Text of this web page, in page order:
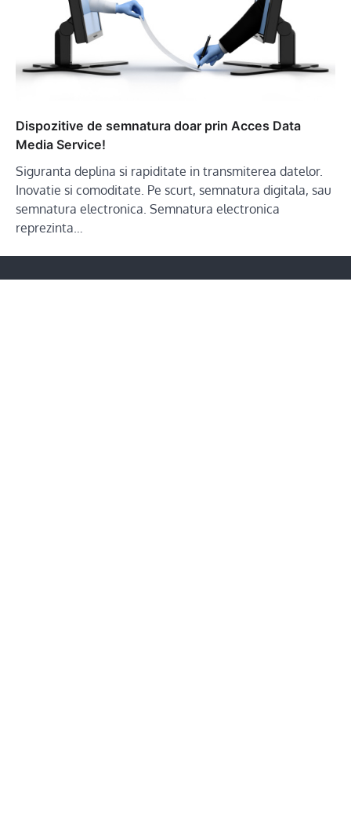
Dispozitive de semnatura doar prin Acces Data
Media Service!
Siguranta deplina si rapiditate in transmiterea datelor.
Inovatie si comoditate. Pe scurt, semnatura digitala, sau
semnatura electronica. Semnatura electronica
reprezinta…